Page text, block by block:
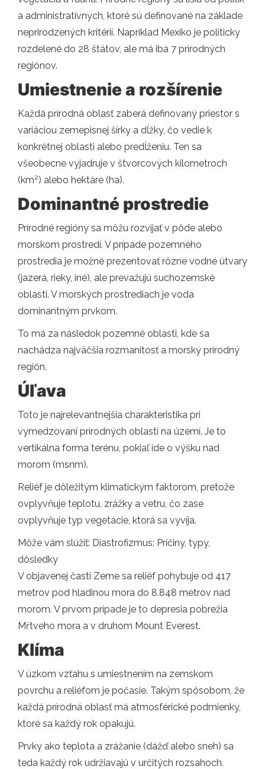
a administratívnych, ktoré sú definované na základe
neprirodzených kritérií. Napríklad Mexiko je politicky
rozdelené do 28 štátov, ale má iba 7 prírodných
regiónov.
Umiestnenie a rozšírenie
Každá prírodná oblasť zaberá definovaný priestor s
variáciou zemepisnej šírky a dĺžky, čo vedie k
konkrétnej oblasti alebo predĺženiu. Ten sa
všeobecne vyjadruje v štvorcových kilometroch
(km2) alebo hektáre (ha).
Dominantné prostredie
Prírodné regióny sa môžu rozvíjať v pôde alebo
morskom prostredí. V prípade pozemného
prostredia je možné prezentovať rôzne vodné útvary
(jazerá, rieky, iné), ale prevažujú suchozemské
oblasti. V morských prostrediach je voda
dominantným prvkom.
To má za následok pozemné oblasti, kde sa
nachádza najväčšia rozmanitosť a morský prírodný
región.
Úľava
Toto je najrelevantnejšia charakteristika pri
vymedzovaní prírodných oblastí na území. Je to
vertikálna forma terénu, pokiaľ ide o výšku nad
morom (msnm).
Reliéf je dôležitým klimatickým faktorom, pretože
ovplyvňuje teplotu, zrážky a vetru, čo zase
ovplyvňuje typ vegetácie, ktorá sa vyvíja.
Môže vám slúžiť: Diastrofizmus: Príčiny, typy,
dôsledky
V objavenej časti Zeme sa reliéf pohybuje od 417
metrov pod hladinou mora do 8.848 metrov nad
morom. V prvom prípade je to depresia pobrežia
Mŕtveho mora a v druhom Mount Everest.
Klíma
V úzkom vzťahu s umiestnením na zemskom
povrchu a reliéfom je počasie. Takým spôsobom, že
každá prírodná oblasť má atmosférické podmienky,
ktoré sa každý rok opakujú.
Prvky ako teplota a zrážanie (dážď alebo sneh) sa
teda každý rok udržiavajú v určitých rozsahoch.